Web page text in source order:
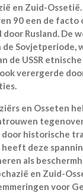
en Zuid-
90 een de
Rusland. De
Sovjetperiode,
de USSR
verergerde
en Osseten
historische
heeft deze
als
en Zuid-
voor